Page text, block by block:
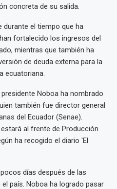
concreta de su salida.
durante el tiempo que ha
fortalecido los ingresos del
mientras que también ha
de deuda externa para la
ecuatoriana.
Noboa ha nombrado
también fue director general
del Ecuador (Senae).
al frente de Producción
ha recogido el diario 'El
días después de las
país. Noboa ha logrado pasar